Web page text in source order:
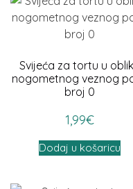
Svijeća za tortu u
nogometnog veznog
broj 0
1,99€
Dodaj u košaricu